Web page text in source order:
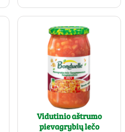
Vidutinio aštrumo
pievagrybių lečo